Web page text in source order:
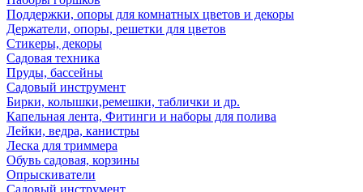
Поддержки, опоры для комнатных цветов и декоры
Держатели, опоры, решетки для цветов
Стикеры, декоры
Садовая техника
Пруды, бассейны
Садовый инструмент
Бирки, колышки,ремешки, таблички и др.
Капельная лента, Фитинги и наборы для полива
Лейки, ведра, канистры
Леска для триммера
Обувь садовая, корзины
Опрыскиватели
Садовый инструмент